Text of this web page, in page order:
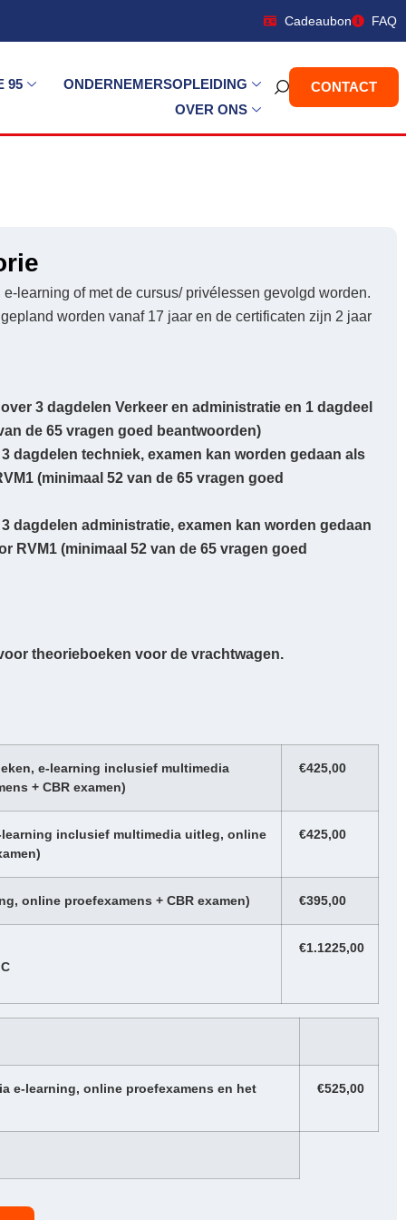
Cadeaubon FAQ
95
ONDERNEMERSOPLEIDING
OVER ONS
CONTACT
learning of met de cursus/ privélessen gevolgd worden.
worden vanaf 17 jaar en de certificaten zijn 2 jaar
3 dagdelen Verkeer en administratie en 1 dagdeel
de 65 vragen goed beantwoorden)
dagdelen techniek, examen kan worden gedaan als
(minimaal 52 van de 65 vragen goed
dagdelen administratie, examen kan worden gedaan
RVM1 (minimaal 52 van de 65 vragen goed
theorieboeken voor de vrachtwagen.
e-learning inclusief multimedia
+ CBR examen)
€425,00
learning inclusief multimedia uitleg, online
€425,00
online proefexamens + CBR examen) €395,00
€1.1225,00
e-learning, online proefexamens en het €525,00